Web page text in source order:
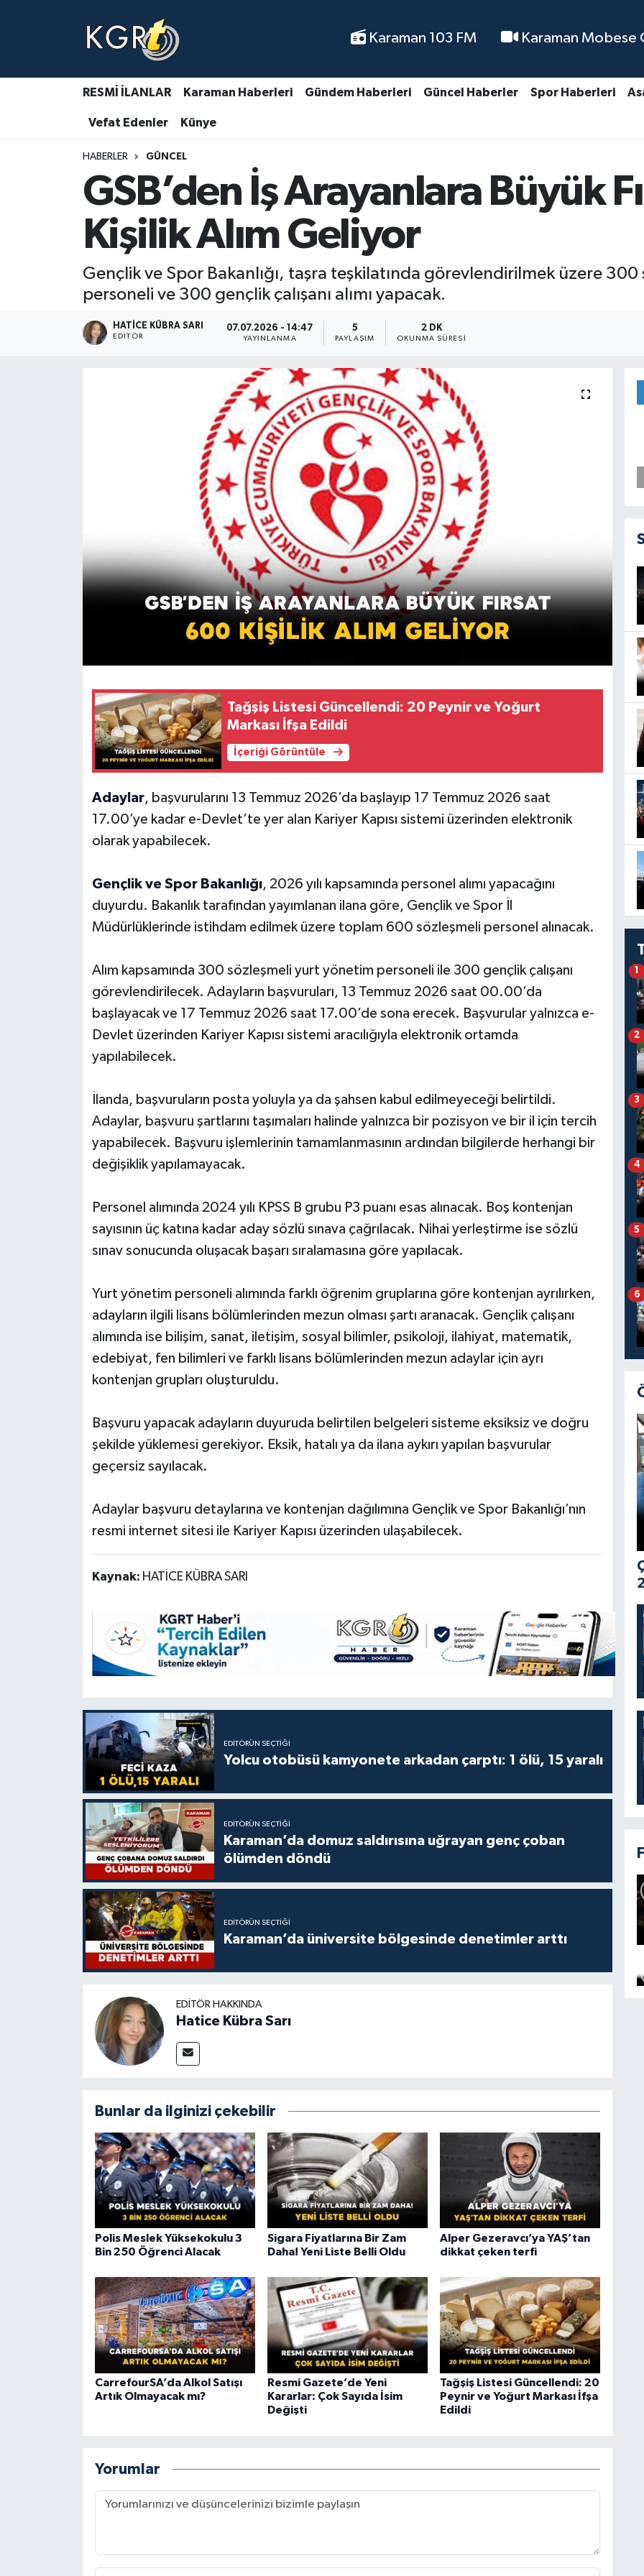
Karaman 103 FM Karaman Mobese
RESMİ İLANLAR Karaman Haberleri Gündem Haberleri Güncel Haberler Spor Haberleri
Vefat Edenler Künye
HABERLER GÜNCEL
GSB’den İş Arayanlara Büyük
Kişilik Alım Geliyor
Gençlik ve Spor Bakanlığı, taşra teşkilatında görevlendirilmek üzere
personeli ve 300 gençlik çalışanı alımı yapacak.
HATICE KÜBRA SARI
EDITÖR
07.07.2026 - 14:47
YAYINLANMA
5
PAYLAŞIM
2 DK
OKUNMA SÜRESI
Tağşiş Listesi Güncellendi: 20 Peynir ve Yoğurt
Markası İfşa Edildi
İçeriği Görüntüle
Adaylar, başvurularını 13 Temmuz 2026’da başlayıp 17 Temmuz 2026 saat
17.00’ye kadar e-Devlet’te yer alan Kariyer Kapısı sistemi üzerinden elektronik
olarak yapabilecek.
Gençlik ve Spor Bakanlığı, 2026 yılı kapsamında personel alımı yapacağını
duyurdu. Bakanlık tarafından yayımlanan ilana göre, Gençlik ve Spor İl
Müdürlüklerinde istihdam edilmek üzere toplam 600 sözleşmeli personel alınacak.
Alım kapsamında 300 sözleşmeli yurt yönetim personeli ile 300 gençlik çalışanı
görevlendirilecek. Adayların başvuruları, 13 Temmuz 2026 saat 00.00’da
başlayacak ve 17 Temmuz 2026 saat 17.00’de sona erecek. Başvurular yalnızca e-
Devlet üzerinden Kariyer Kapısı sistemi aracılığıyla elektronik ortamda
yapılabilecek.
İlanda, başvuruların posta yoluyla ya da şahsen kabul edilmeyeceği belirtildi.
Adaylar, başvuru şartlarını taşımaları halinde yalnızca bir pozisyon ve bir il için tercih
yapabilecek. Başvuru işlemlerinin tamamlanmasının ardından bilgilerde herhangi bir
değişiklik yapılamayacak.
Personel alımında 2024 yılı KPSS B grubu P3 puanı esas alınacak. Boş kontenjan
sayısının üç katına kadar aday sözlü sınava çağrılacak. Nihai yerleştirme ise sözlü
sınav sonucunda oluşacak başarı sıralamasına göre yapılacak.
Yurt yönetim personeli alımında farklı öğrenim gruplarına göre kontenjan ayrılırken,
adayların ilgili lisans bölümlerinden mezun olması şartı aranacak. Gençlik çalışanı
alımında ise bilişim, sanat, iletişim, sosyal bilimler, psikoloji, ilahiyat, matematik,
edebiyat, fen bilimleri ve farklı lisans bölümlerinden mezun adaylar için ayrı
kontenjan grupları oluşturuldu.
Başvuru yapacak adayların duyuruda belirtilen belgeleri sisteme eksiksiz ve doğru
şekilde yüklemesi gerekiyor. Eksik, hatalı ya da ilana aykırı yapılan başvurular
geçersiz sayılacak.
Adaylar başvuru detaylarına ve kontenjan dağılımına Gençlik ve Spor Bakanlığı’nın
resmi internet sitesi ile Kariyer Kapısı üzerinden ulaşabilecek.
Kaynak: HATİCE KÜBRA SARI
EDITÖRÜN SEÇTIĞI
Yolcu otobüsü kamyonete arkadan çarptı: 1 ölü, 15 yaralı
EDITÖRÜN SEÇTIĞI
Karaman’da domuz saldırısına uğrayan genç çoban
ölümden döndü
EDITÖRÜN SEÇTIĞI
Karaman’da üniversite bölgesinde denetimler arttı
EDITÖR HAKKINDA
Hatice Kübra Sarı
Bunlar da ilginizi çekebilir
Polis Meslek Yüksekokulu 3
Bin 250 Öğrenci Alacak
Sigara Fiyatlarına Bir Zam
Daha! Yeni Liste Belli Oldu
Alper Gezeravcı’ya YAŞ’tan
dikkat çeken terfi
CarrefourSA’da Alkol Satışı
Artık Olmayacak mı?
Resmi Gazete’de Yeni
Kararlar: Çok Sayıda İsim
Değişti
Tağşiş Listesi Güncellendi: 20
Peynir ve Yoğurt Markası İfşa
Edildi
Yorumlar
1
2
3
4
5
6
Karaman Haberleri
Gündem Haberleri
Güncel Haberler
Asayiş Haberleri
Ulusal Haberler
Vefat Edenler